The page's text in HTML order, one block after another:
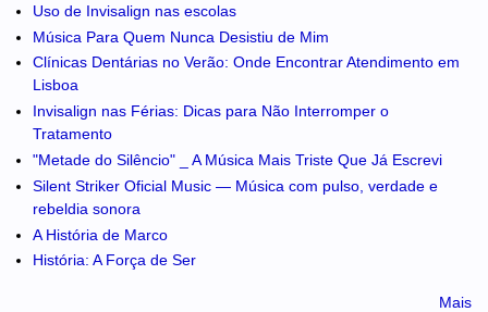
Uso de Invisalign nas escolas
Música Para Quem Nunca Desistiu de Mim
Clínicas Dentárias no Verão: Onde Encontrar Atendimento em
Lisboa
Invisalign nas Férias: Dicas para Não Interromper o
Tratamento
"Metade do Silêncio" _ A Música Mais Triste Que Já Escrevi
Silent Striker Oficial Music — Música com pulso, verdade e
rebeldia sonora
A História de Marco
História: A Força de Ser
Mais